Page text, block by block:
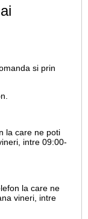
si prin
la care ne poti
intre 09:00-
la care ne
vineri, intre